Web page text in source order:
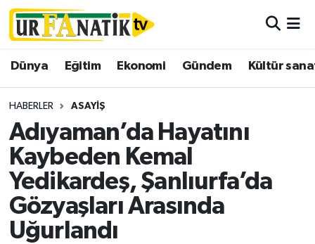
Dünya Eğitim Ekonomi Gündem Kültür
HABERLER ASAYIŞ
Adıyaman’da Hayatını
Kaybeden Kemal
Yedikardeş, Şanlıurfa’da
Gözyaşları Arasında
Uğurlandı
Trafik Durumu
Süper Lig Puan Durumu ve Fikstür
Tüm Manşetler
Son Dakika Haberleri
Haber Arşivi